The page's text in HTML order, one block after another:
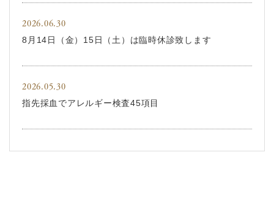
2026.06.30
8月14日（金）15日（土）は臨時休診致します
2026.05.30
指先採血でアレルギー検査45項目